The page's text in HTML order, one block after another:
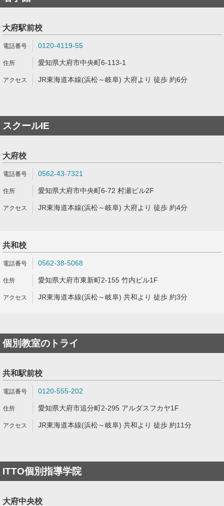
大府駅前校
0120-4119-55
愛知県大府市中央町6-113-1
JR東海道本線(浜松～岐阜) 大府より 徒歩 約6分
スクールIE
大府校
0562-43-7321
愛知県大府市中央町6-72 村瀬ビル2F
JR東海道本線(浜松～岐阜) 大府より 徒歩 約4分
共和校
0562-38-5068
愛知県大府市東新町2-155 竹内ビル1F
JR東海道本線(浜松～岐阜) 共和より 徒歩 約3分
個別教室のトライ
共和駅前校
0120-555-202
愛知県大府市追分町2-295 アルダスフカヤ1F
JR東海道本線(浜松～岐阜) 共和より 徒歩 約11分
ITTO個別指導学院
大府中央校